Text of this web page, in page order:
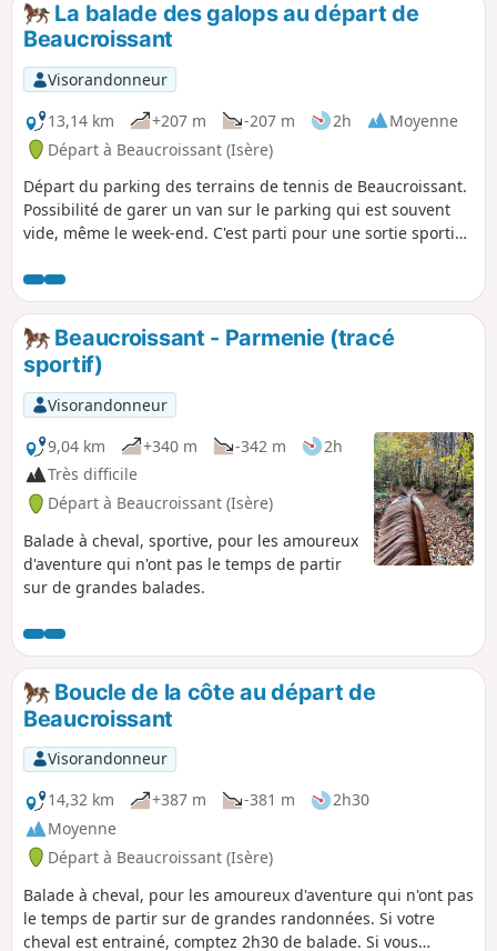
p
La balade des galops au départ de
Beaucroissant
Visorandonneur
13,14 km
+207 m -207 m 2h
Moyenne
Départ à Beaucroissant (Isère)
Départ du parking des terrains de tennis de Beaucroissant.
Possibilité de garer un van sur le parking qui est souvent
vide, même le week-end. C'est parti pour une sortie sportive
Beaucroissant - Parmenie (tracé
sportif)
Visorandonneur
9,04 km
+340 m -342 m
2h
Très difficile
Départ à Beaucroissant (Isère)
Balade à cheval, sportive, pour les amoureux
d'aventure qui n'ont pas le temps de partir
sur de grandes balades.
Boucle de la côte au départ de
Beaucroissant
Visorandonneur
14,32 km
+387 m -381 m
2h30
Moyenne
Départ à Beaucroissant (Isère)
Balade à cheval, pour les amoureux d'aventure qui n'ont pas
le temps de partir sur de grandes randonnées. Si votre
cheval est entrainé, comptez 2h30 de balade. Si vous